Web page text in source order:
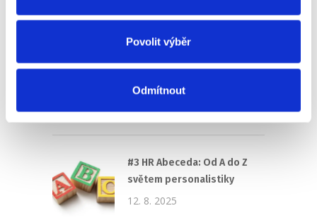
Povolit výběr
Odmítnout
Recent Popular Comments
(Ne)komunikace se
#3 HR Abeceda: Od A do Z
světem personalistiky
12. 8. 2025